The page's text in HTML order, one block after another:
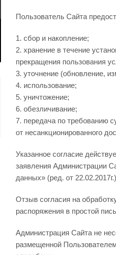
Пользователь Сайта
1. сбор и накопление;
2. хранение в течение
прекращения пользования
3. уточнение (обновление,
4. использование;
5. уничтожение;
6. обезличивание;
7. передача по требованию
от несанкционированного
Указанное согласие
заявления Администрации
данных» (ред. от
Отзыв согласия на
распоряжения в простой
Администрация Сайта не
размещенной